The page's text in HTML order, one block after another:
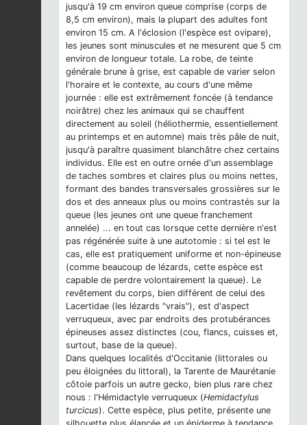
jusqu'à 19 cm environ queue comprise (corps de
8,5 cm environ), mais la plupart des adultes font
environ 15 cm. A l'éclosion (l'espèce est ovipare),
les jeunes sont minuscules et ne mesurent que 5 cm
environ de longueur totale. La robe, de teinte
générale brune à grise, est capable de varier selon
l'horaire et le contexte, au cours d'une même
journée : elle est extrêmement foncée (à tendance
noirâtre) chez les animaux qui se chauffent
directement au soleil (héliothermie, essentiellement
au printemps et en automne) mais très pâle de nuit,
jusqu'à paraître quasiment blanchâtre chez certains
individus. Elle est en outre ornée d'un assemblage
de taches sombres et claires plus ou moins nettes,
formant des bandes transversales grossières sur le
dos et des anneaux plus ou moins contrastés sur la
queue (les jeunes ont une queue franchement
annelée) ... en tout cas lorsque cette dernière n'est
pas régénérée suite à une autotomie : si tel est le
cas, elle est pratiquement uniforme et non-épineuse
(comme beaucoup de lézards, cette espèce est
capable de perdre volontairement la queue). Le
revêtement du corps, bien différent de celui des
Lacertidae (les lézards "vrais"), est d'aspect
verruqueux, avec par endroits des protubérances
épineuses assez distinctes (cou, flancs, cuisses et,
surtout, base de la queue).
Dans quelques localités d'Occitanie (littorales ou
peu éloignées du littoral), la Tarente de Maurétanie
côtoie parfois un autre gecko, bien plus rare chez
nous : l'Hémidactyle verruqueux (Hemidactylus
turcicus). Cette espèce, plus petite, présente une